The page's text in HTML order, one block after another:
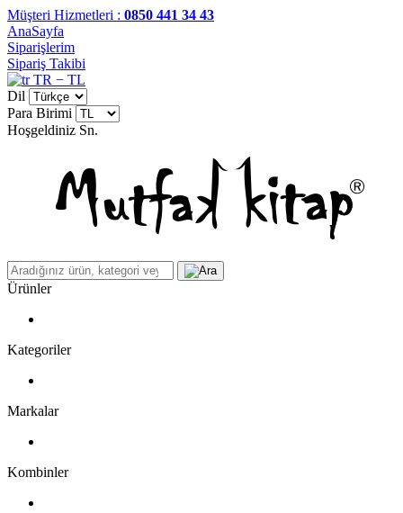
Müşteri Hizmetleri : 0850 441 34 43
AnaSayfa
Siparişlerim
Sipariş Takibi
TR − TL
Dil
Para Birimi
Hoşgeldiniz Sn.
Ürünler
Kategoriler
Markalar
Kombinler